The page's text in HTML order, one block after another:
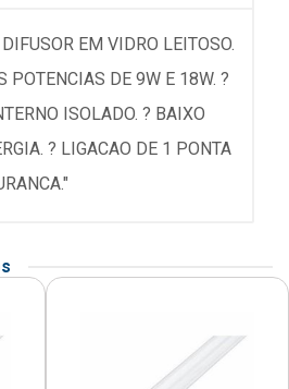
EM VIDRO LEITOSO.
POTENCIAS DE 9W E 18W. ?
ISOLADO. ? BAIXO
? LIGACAO DE 1 PONTA